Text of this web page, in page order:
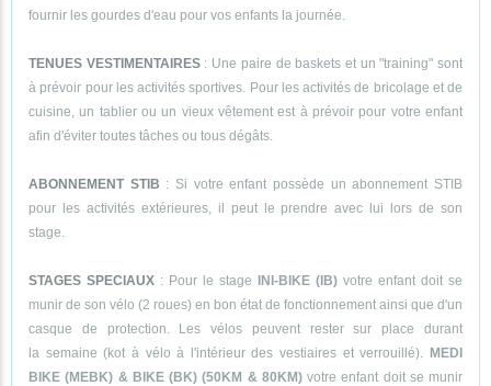
fournir les gourdes d'eau pour vos enfants la journée.
TENUES VESTIMENTAIRES: Une paire de baskets et un "training" sont
à prévoir pour les activités sportives. Pour les activités de bricolage et de
cuisine, un tablier ou un vieux vêtement est à prévoir pour votre enfant
afin d'éviter toutes tâches ou tous dégâts.
ABONNEMENT STIB : Si votre enfant possède un abonnement STIB
pour les activités extérieures, il peut le prendre avec lui lors de son
stage.
STAGES SPECIAUX : Pour le stage INI-BIKE (IB) votre enfant doit se
munir de son vélo (2 roues) en bon état de fonctionnement ainsi que d'un
casque de protection. Les vélos peuvent rester sur place durant
la semaine (kot à vélo à l'intérieur des vestiaires et verrouillé). MEDI
BIKE (MEBK) & BIKE (BK) (50KM & 80KM) votre enfant doit se munir